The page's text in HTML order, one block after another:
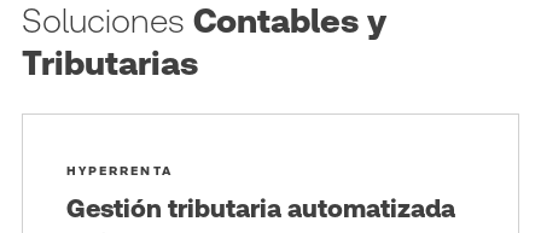
Soluciones Contables y
Tributarias
HYPERRENTA
Gestión tributaria automatizada